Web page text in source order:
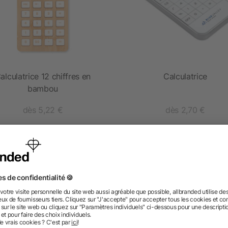
12 chiffres en
bambou
dès 5,22 €
Calculatrice
dès 2,70 €
questions ? Nous avons les
ressembler les données d’impression ? allbranded